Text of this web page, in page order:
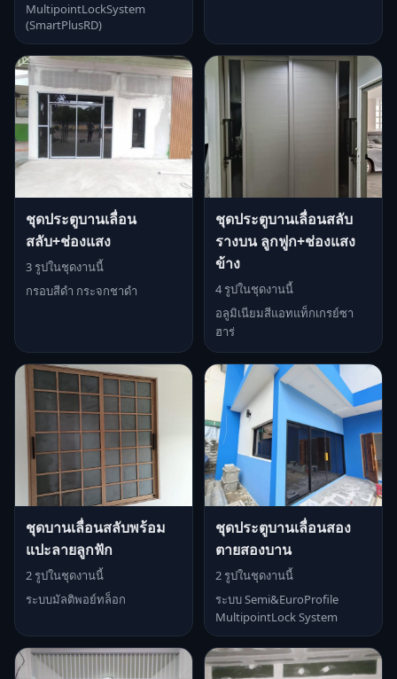
MultipointLockSystem
(SmartPlusRD)
ชุดประตูบานเลื่อน
สลับ+ช่องแสง
3 รูปในชุดงานนี้
กรอบสีดำ กระจกชาดำ
ชุดประตูบานเลื่อนสลับ
รางบน ลูกฟูก+ช่องแสง
ข้าง
4 รูปในชุดงานนี้
อลูมิเนียมสีแอทแท็กเกรย์ซา
ฮาร่
ชุดบานเลื่อนสลับพร้อม
แปะลายลูกฟัก
2 รูปในชุดงานนี้
ระบบมัลติพอย์ทล็อก
ชุดประตูบานเลื่อนสอง
ตายสองบาน
2 รูปในชุดงานนี้
ระบบ Semi&EuroProfile
MultipointLock System